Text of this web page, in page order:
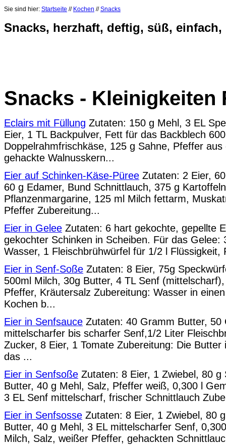
Sie sind hier: Startseite // Kochen //Snacks
Snacks, herzhaft, deftig, süß, einfach,
Snacks - Kleinigkeiten
Eclairs mit Füllung Zutaten: 150 g Mehl, 3 EL
Eier, 1 TL Backpulver, Fett für das Backblech
Doppelrahmfrischkäse, 125 g Sahne, Pfeffer
gehackte Walnusskern...
Eier auf Schinken-Käse-Püree Zutaten: 2 Eier,
60 g Edamer, Bund Schnittlauch, 375 g
Pflanzenmargarine, 125 ml Milch fettarm,
Pfeffer Zubereitung...
Eier in Gelee Zutaten: 6 hart gekochte, gepellte
gekochter Schinken in Scheiben. Für das Gelee:
Wasser, 1 Fleischbrühwürfel für 1/2 l Flüssigkeit,
Eier in Senf-Soße Zutaten: 8 Eier, 75g
500ml Milch, 30g Butter, 4 TL Senf
Pfeffer, Kräutersalz Zubereitung: Wasser in
Kochen b...
Eier in Senfsauce Zutaten: 40 Gramm Butter, 50
mittelscharfer bis scharfer Senf,1/2 Liter
Zucker, 8 Eier, 1 Tomate Zubereitung: Die Butter
das ...
Eier in Senfsoße Zutaten: 8 Eier, 1 Zwiebel, 80
Butter, 40 g Mehl, Salz, Pfeffer weiß, 0,300 l
3 EL Senf mittelscharf, frischer Schnittlauch
Eier in Senfsosse Zutaten: 8 Eier, 1 Zwiebel, 80
Butter, 40 g Mehl, 3 EL mittelscharfer Senf,
Milch, Salz, weißer Pfeffer, gehackten